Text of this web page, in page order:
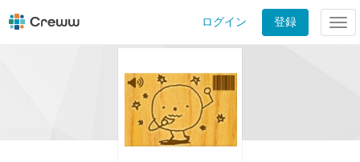
ログイン 登録